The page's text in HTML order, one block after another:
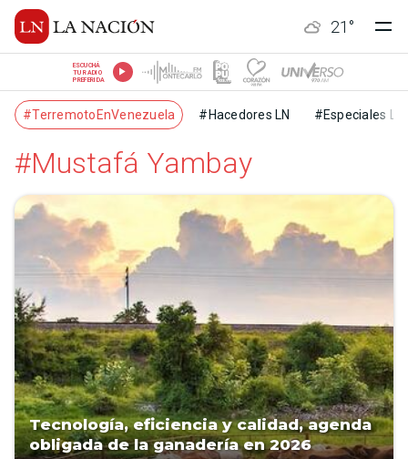
21 °
ESCUCHÁ
TU RADIO
PREFERIDA
#TerremotoEnVenezuela #Hacedores LN #Especiales LN
#Mustafá Yambay
Tecnología, eficiencia y calidad, agenda
obligada de la ganadería en 2026